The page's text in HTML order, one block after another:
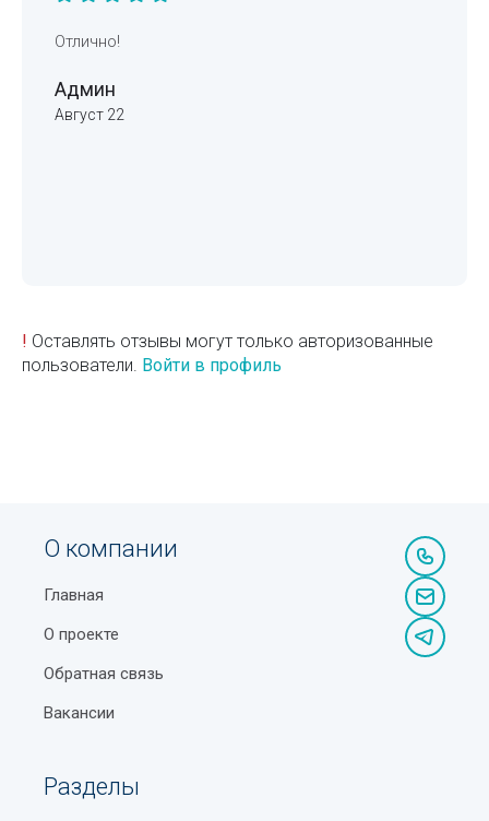
Отлично!
Админ
Август 22
! Оставлять отзывы могут только авторизованные
пользователи. Войти в профиль
О компании
Главная
О проекте
Обратная связь
Вакансии
Разделы